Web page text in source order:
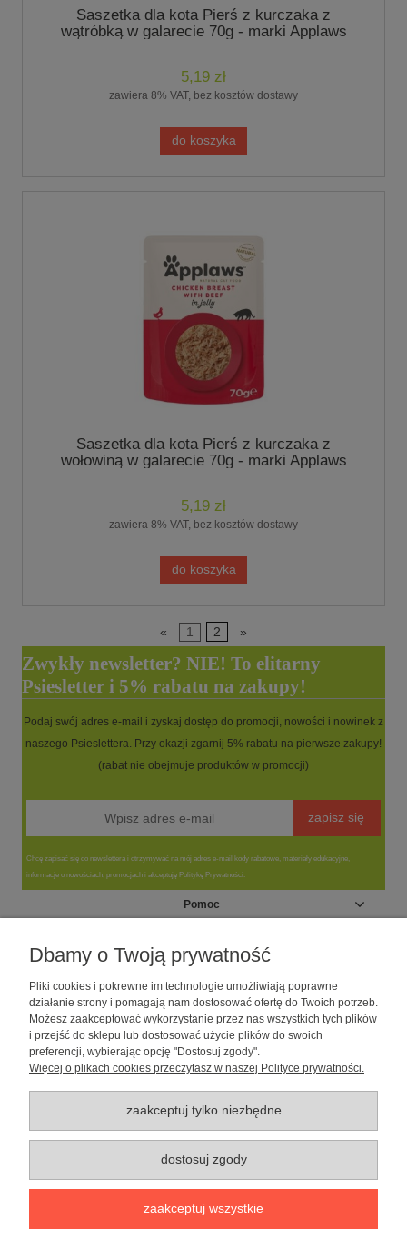
Saszetka dla kota Pierś z kurczaka z
wątróbką w galarecie 70g - marki Applaws
5,19 zł
zawiera 8% VAT, bez kosztów dostawy
do koszyka
Saszetka dla kota Pierś z kurczaka z
wołowiną w galarecie 70g - marki Applaws
5,19 zł
zawiera 8% VAT, bez kosztów dostawy
do koszyka
« 1 2 »
Zwykły newsletter? NIE! To elitarny
Psiesletter i 5% rabatu na zakupy!
Podaj swój adres e-mail i zyskaj dostęp do promocji, nowości i nowinek z
naszego Psieslettera. Przy okazji zgarnij 5% rabatu na pierwsze zakupy!
(rabat nie obejmuje produktów w promocji)
zapisz się
Chcę zapisać się do newslettera i otrzymywać na mój adres e-mail kody rabatowe, materiały edukacyjne,
informacje o nowościach, promocjach i akceptuję Politykę Prywatności.
Pomoc
Moje konto
Informacje
O nas
Sklep dla psów caniLOVE| NIP: 5251057141 | ul. Strzelecka 54/56, 64-
010 Krzywiń, woj. wielkopolskie | telefon: 600 189 631, e-mail:
sklep@canilove.pl
Realizacja:Centrum Usług E-Commerce Łukasz Wiśniewski2021 |
Oprogramowanie:Shoper
Sklep internetowy Shoper Premium
Dbamy o Twoją prywatność
Pliki cookies i pokrewne im technologie umożliwiają poprawne
działanie strony i pomagają nam dostosować ofertę do Twoich potrzeb.
Możesz zaakceptować wykorzystanie przez nas wszystkich tych plików
i przejść do sklepu lub dostosować użycie plików do swoich
preferencji, wybierając opcję "Dostosuj zgody".
Więcej o plikach cookies przeczytasz w naszej Polityce prywatności.
zaakceptuj tylko niezbędne
dostosuj zgody
zaakceptuj wszystkie